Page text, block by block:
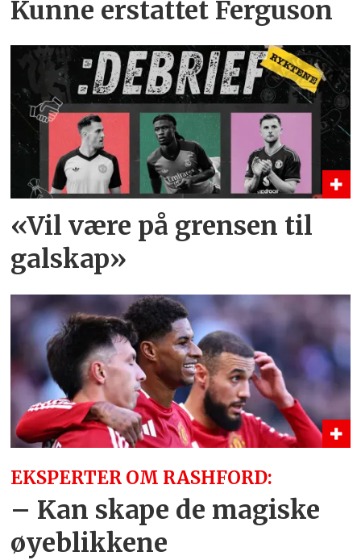
Kunne erstattet Ferguson
«Vil være på grensen til
galskap»
EKSPERTER OM RASHFORD:
– Kan skape de magiske
øyeblikkene